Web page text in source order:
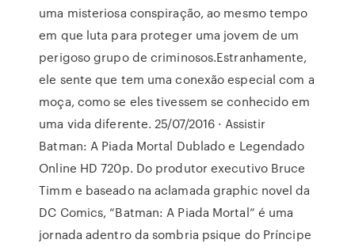
uma misteriosa conspiração, ao mesmo tempo
em que luta para proteger uma jovem de um
perigoso grupo de criminosos.Estranhamente,
ele sente que tem uma conexão especial com a
moça, como se eles tivessem se conhecido em
uma vida diferente. 25/07/2016 · Assistir
Batman: A Piada Mortal Dublado e Legendado
Online HD 720p. Do produtor executivo Bruce
Timm e baseado na aclamada graphic novel da
DC Comics, “Batman: A Piada Mortal” é uma
jornada adentro da sombria psique do Príncipe